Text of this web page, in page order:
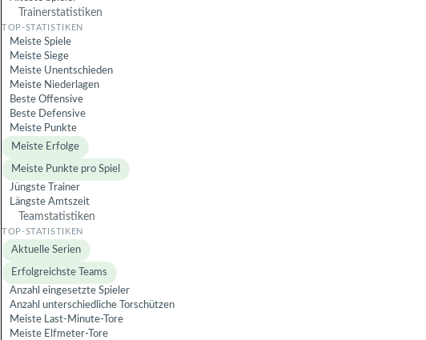
Trainerstatistiken
Meiste Spiele
Meiste Siege
Meiste Unentschieden
Meiste Niederlagen
Beste Offensive
Beste Defensive
Meiste Punkte
Meiste Erfolge
Meiste Punkte pro Spiel
Jüngste Trainer
Längste Amtszeit
Teamstatistiken
Aktuelle Serien
Erfolgreichste Teams
Anzahl eingesetzte Spieler
Anzahl unterschiedliche Torschützen
Meiste Last-Minute-Tore
Meiste Elfmeter-Tore